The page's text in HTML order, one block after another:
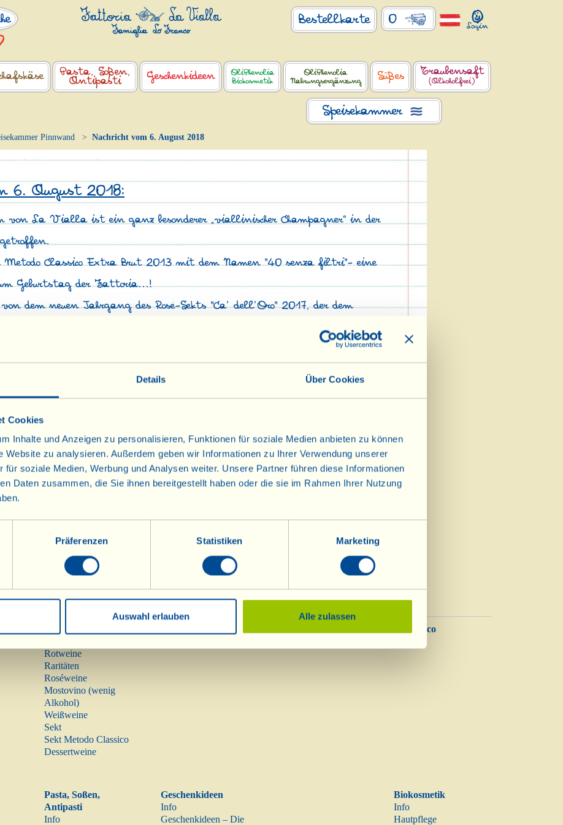
Details Über Cookies
Cookies
Inhalte und Anzeigen zu personalisieren, Funktionen für soziale Medien anbieten zu können
Website zu analysieren. Außerdem geben wir Informationen zu Ihrer Verwendung unserer
für soziale Medien, Werbung und Analysen weiter. Unsere Partner führen diese Informationen
Daten zusammen, die Sie ihnen bereitgestellt haben oder die sie im Rahmen Ihrer Nutzung
Präferenzen Statistiken Marketing
Auswahl erlauben Alle zulassen
0
Bestellkarte
Pasta, Soßen,
Antipasti
Geschenkideen
OliPhenolia
Biokosmetik
OliPhenolia
Nahrungsergänzung
Süßes Traubensaft
(Alkoholfrei)
Speisekammer
Pinnwand Nachricht vom 6. August 2018
6. August 2018:
von La Vialla ist ein ganz besonderer „viallinischer Champagner“ in der
Classico Extra Brut 2013 mit dem Namen "40 senza filtri"- eine
zum Geburtstag der Fattoria...!
dem neuen Jahrgang des Rosé-Sekts "Ca' dell'Oro" 2017, der dem
Rotweine
Raritäten
Roséweine
Mostovino (wenig
Alkohol)
Weißweine
Sekt
Sekt Metodo Classico
Dessertweine
Balsamico
Pasta, Soßen,
Antipasti
Info
Geschenkideen
Info
Geschenkideen – Die
Biokosmetik
Info
Hautpflege